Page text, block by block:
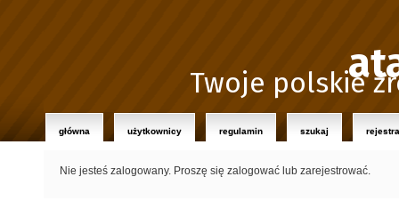
Twoje polskie
główna użytkownicy regulamin szukaj
Nie jesteś zalogowany. Proszę się zalogować lub zarejestrować.